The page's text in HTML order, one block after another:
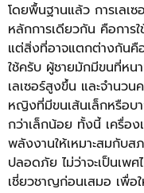
โดยพื้นฐานแล้ว การเลเ
หลักการเดียวกัน คือการใ
แต่สิ่งที่อาจแตกต่างกัน
ใช้ครับ ผู้ชายมักมีขนที่หน
เลเซอร์สูงขึ้น และจำนว
หญิงที่มีขนเส้นเล็กหรือบ
กว่าเล็กน้อย ทั้งนี้ เครื่อง
พลังงานให้เหมาะสมกับ
ปลอดภัย ไม่ว่าจะเป็นเพศ
เชี่ยวชาญก่อนเสมอ เพื่